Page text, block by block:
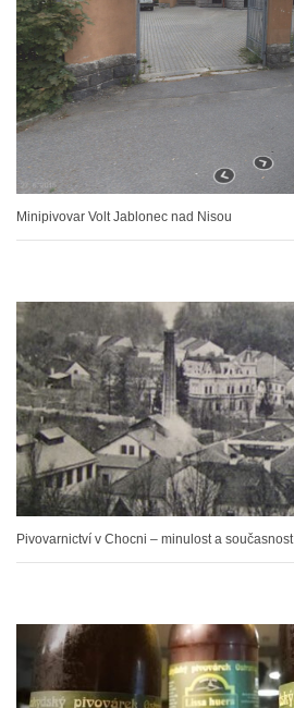
Minipivovar Volt Jablonec nad Nisou
Pivovarnictví v Chocni – minulost a současnost